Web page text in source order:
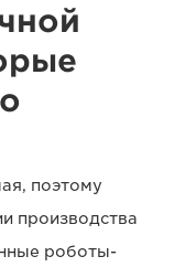
поэтому
производства
роботы-